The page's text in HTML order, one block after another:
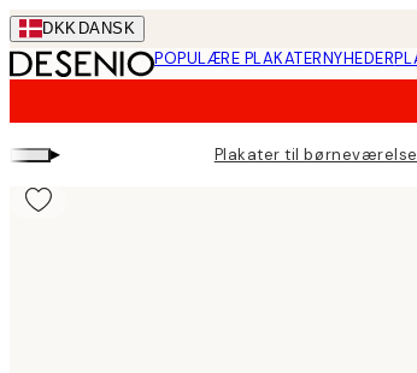
Skip
to
main
DKK DANSK
POPULÆRE PLAKATERNYHEDER
▸ Plakater til